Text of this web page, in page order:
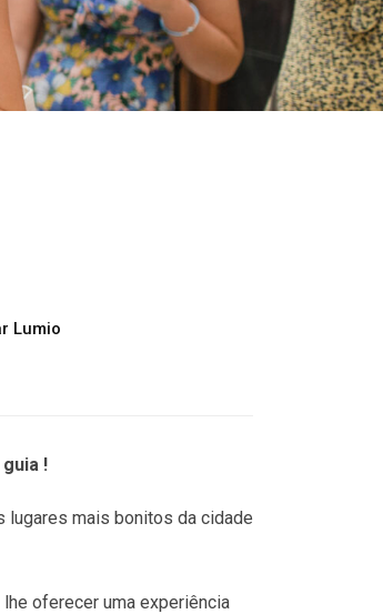
Lumio
!
lugares mais bonitos da cidade
oferecer uma experiência